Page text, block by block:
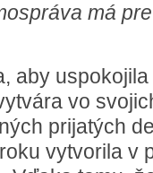
má
aby
vo
prijatých
vytvorila v